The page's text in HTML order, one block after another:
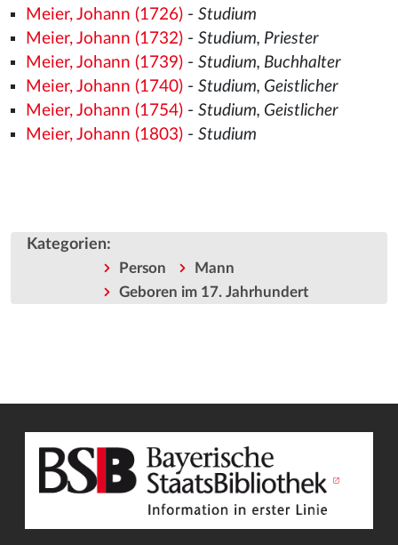
Meier, Johann (1726)- Studium
Meier, Johann (1732)- Studium, Priester
Meier, Johann (1739)- Studium, Buchhalter
Meier, Johann (1740)- Studium, Geistlicher
Meier, Johann (1754)- Studium, Geistlicher
Meier, Johann (1803)- Studium
Kategorien:
Person
Mann
Geboren im 17. Jahrhundert